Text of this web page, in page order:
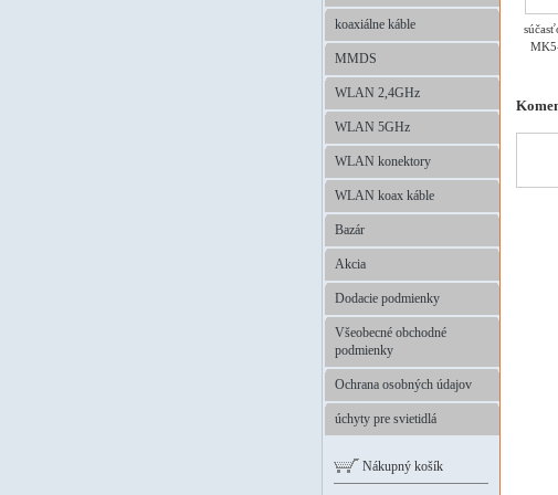
koaxiálne káble
MMDS
WLAN 2,4GHz
WLAN 5GHz
WLAN konektory
WLAN koax káble
Bazár
Akcia
Dodacie podmienky
Všeobecné obchodné
podmienky
Ochrana osobných údajov
úchyty pre svietidlá
Nákupný košík